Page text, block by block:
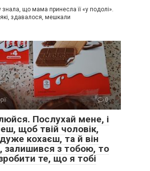
що мама принесла її «у подолі».
здавалося, мешкали
0
Послухай мене, і
щоб твій чоловік,
кохаєш, та й він
залишився з тобою, то
те, що я тобі